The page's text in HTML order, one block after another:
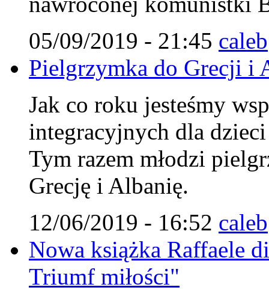
05/09/2019 - 21:45 caleb
Pielgrzymka do Grecji i
Jak co roku jesteśmy
integracyjnych dla
Tym razem młodzi
Grecję i Albanię.
12/06/2019 - 16:52 caleb
Nowa książka Raffaele
Triumf miłości"